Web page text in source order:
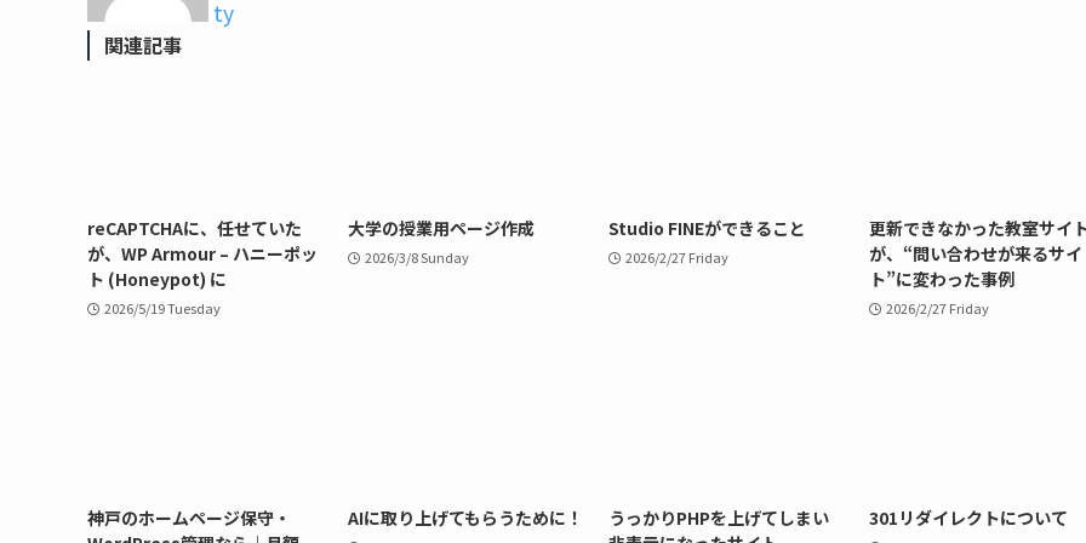
ty
関連記事
reCAPTCHAに、任せていた
が、WP Armour – ハニーポッ
ト (Honeypot) に
2026/5/19 Tuesday
大学の授業用ページ作成
2026/3/8 Sunday
Studio FINEができること
2026/2/27 Friday
更新できなかった教室サイ
が、“問い合わせが来るサイ
ト”に変わった事例
2026/2/27 Friday
神戸のホームページ保守・
AIに取り上げてもらうために！
うっかりPHPを上げてしまい
301リダイレクトについて